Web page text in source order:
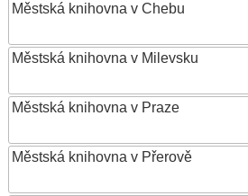
Městská knihovna v Chebu
Městská knihovna v Milevsku
Městská knihovna v Praze
Městská knihovna v Přerově